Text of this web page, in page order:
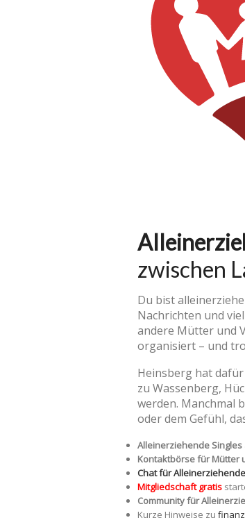
zwischen
Du bist
Nachrichten und
andere Mütter und
organisiert – und
Heinsberg hat
zu Wassenberg,
werden. Manchmal
oder dem Gefühl,
Alleinerziehende
Kontaktbörse für Mütter
Chat für Alleinerziehende
Mitgliedschaft gratis
Community für
Kurze Hinweise zu